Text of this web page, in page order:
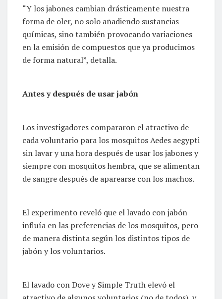
“Y los jabones cambian drásticamente nuestra
forma de oler, no solo añadiendo sustancias
químicas, sino también provocando variaciones
en la emisión de compuestos que ya producimos
de forma natural”, detalla.
Antes y después de usar jabón
Los investigadores compararon el atractivo de
cada voluntario para los mosquitos Aedes aegypti
sin lavar y una hora después de usar los jabones y
siempre con mosquitos hembra, que se alimentan
de sangre después de aparearse con los machos.
El experimento reveló que el lavado con jabón
influía en las preferencias de los mosquitos, pero
de manera distinta según los distintos tipos de
jabón y los voluntarios.
El lavado con Dove y Simple Truth elevó el